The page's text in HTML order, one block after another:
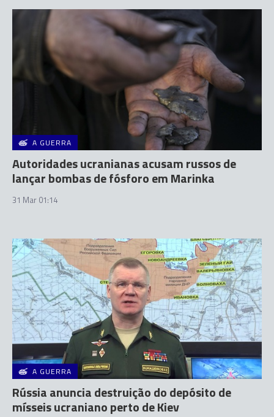
A GUERRA
Autoridades ucranianas acusam russos de
lançar bombas de fósforo em Marinka
31 Mar 01:14
A GUERRA
Rússia anuncia destruição do depósito de
mísseis ucraniano perto de Kiev